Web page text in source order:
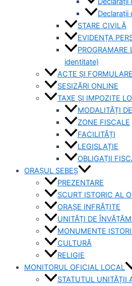
Declarații
STARE CIVILĂ
EVIDENȚA
identitate)
ACTE ȘI FORMULARE
SESIZĂRI ONLINE
TAXE ȘI IMPOZITE
MODALITĂȚI
ZONE FISCALE
FACILITĂȚI
LEGISLAȚIE
OBLIGAȚII
ORAȘUL SEBEȘ
PREZENTARE
SCURT ISTORIC AL
ORAȘE INFRĂȚITE
UNITĂȚI DE
MONUMENTE
CULTURĂ
RELIGIE
MONITORUL OFICIAL LOCAL
STATUTUL UNITĂȚII